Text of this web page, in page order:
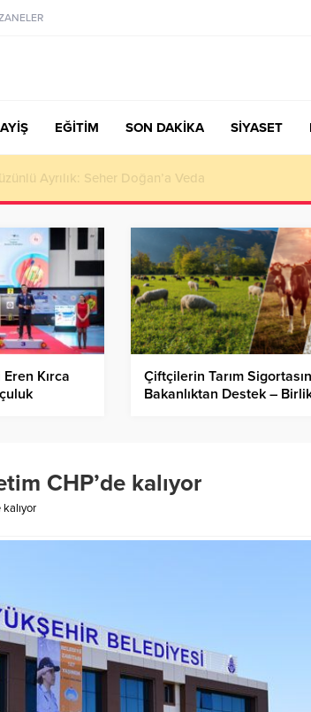
EĞİTİM SON DAKİKA SİYASET
Hacı Eryaman’a Misafir Oldu
Kırca
Çiftçilerin Tarım
Bakanlıktan Destek –
CHP’de kalıyor